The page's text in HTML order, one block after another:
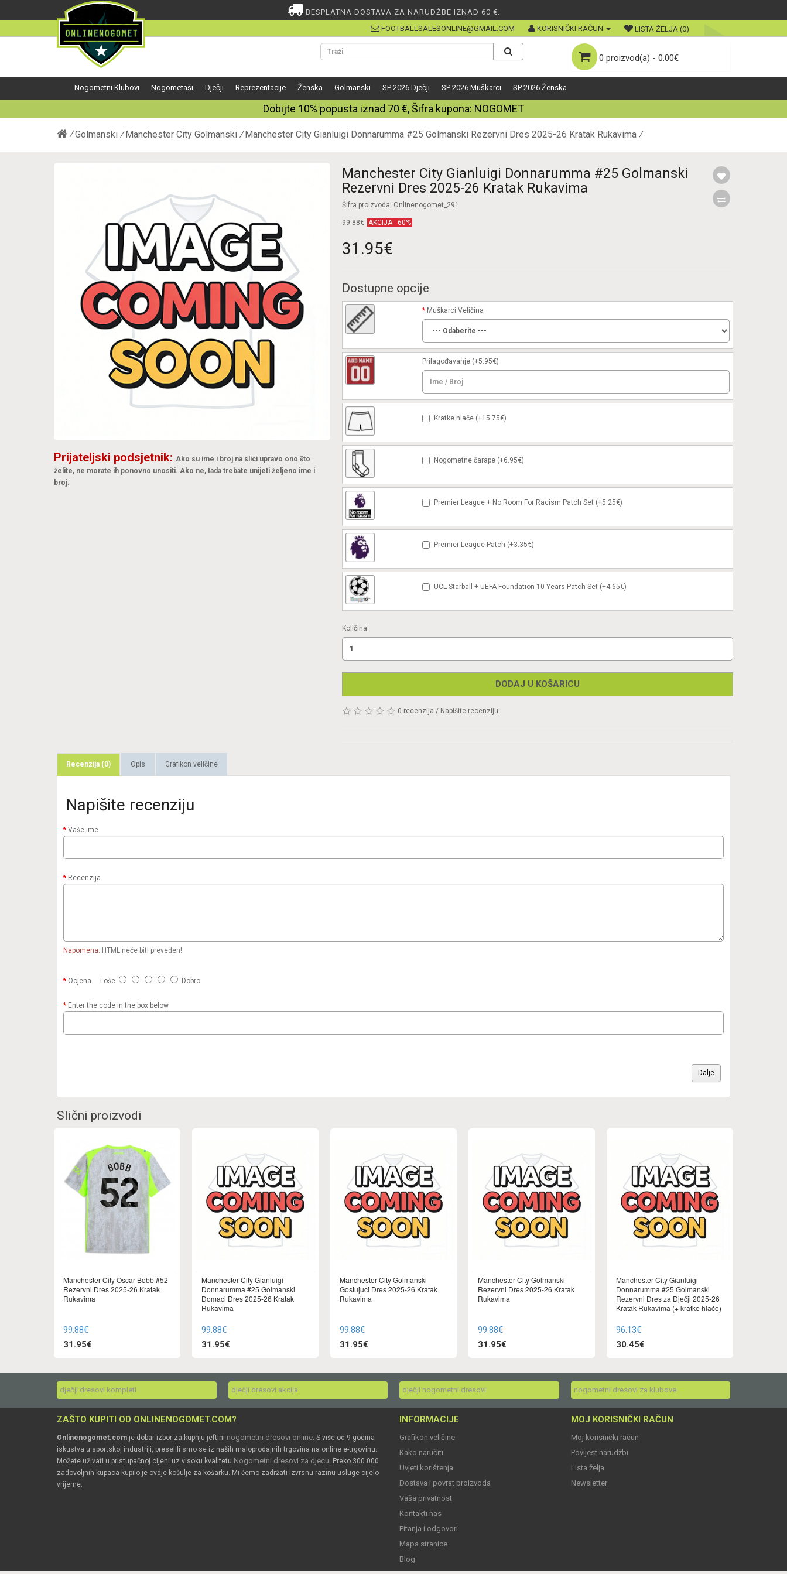
BESPLATNA DOSTAVA ZA NARUDŽBE IZNAD 60 €.
FOOTBALLSALESONLINE@GMAIL.COM
KORISNIČKI RAČUN LISTA ŽELJA (0)
0 proizvod(a) - 0.00€
Nogometni Klubovi Nogometaši Dječji Reprezentacije Ženska Golmanski SP 2026 Dječji SP 2026 Muškarci SP 2026 Ženska
Dobijte 10% popusta iznad 70 €, Šifra kupona: NOGOMET
Golmanski Manchester City Golmanski Manchester City Gianluigi Donnarumma #25 Golmanski Rezervni Dres 2025-26 Kratak Rukavima
Prijateljski podsjetnik: Ako su ime i broj na slici upravo ono što
želite, ne morate ih ponovno unositi. Ako ne, tada trebate unijeti željeno ime i
broj.
Manchester City Gianluigi Donnarumma #25 Golmanski
Rezervni Dres 2025-26 Kratak Rukavima
Šifra proizvoda: Onlinenogomet_291
99.88€ AKCIJA - 60%
31.95€
Dostupne opcije
Muškarci Veličina
Prilagođavanje(+5.95€)
Kratke hlače (+15.75€)
Nogometne čarape (+6.95€)
Premier League + No Room For Racism Patch Set (+5.25€)
Premier League Patch (+3.35€)
UCL Starball + UEFA Foundation 10 Years Patch Set (+4.65€)
Količina
DODAJ U KOŠARICU
0 recenzija / Napišite recenziju
Recenzija (0) Opis Grafikon veličine
Napišite recenziju
Vaše ime
Recenzija
Napomena: HTML neće biti preveden!
Ocjena Loše Dobro
Enter the code in the box below
Dalje
Slični proizvodi
Manchester City Oscar Bobb #52
Rezervni Dres 2025-26 Kratak
Rukavima
99.88€
31.95€
Manchester City Gianluigi
Donnarumma #25 Golmanski
Domaci Dres 2025-26 Kratak
Rukavima
99.88€
31.95€
Manchester City Golmanski
Gostujuci Dres 2025-26 Kratak
Rukavima
99.88€
31.95€
Manchester City Golmanski
Rezervni Dres 2025-26 Kratak
Rukavima
99.88€
31.95€
Manchester City Gianluigi
Donnarumma #25 Golmanski
Rezervni Dres za Dječji 2025-26
Kratak Rukavima (+ kratke hlače)
96.13€
30.45€
dječji dresovi kompleti dječji dresovi akcija dječji nogometni dresovi nogometni dresovi za klubove
ZAŠTO KUPITI OD ONLINENOGOMET.COM?
Onlinenogomet.com je dobar izbor za kupnju jeftini nogometni dresovi online. S više od 9 godina
iskustva u sportskoj industriji, preselili smo se iz naših maloprodajnih trgovina na online e-trgovinu.
Možete uživati u pristupačnoj cijeni uz visoku kvalitetu Nogometni dresovi za djecu. Preko 300.000
zadovoljnih kupaca kupilo je ovdje košulje za košarku. Mi ćemo zadržati izvrsnu razinu usluge cijelo
vrijeme.
INFORMACIJE
Grafikon veličine
Kako naručiti
Uvjeti korištenja
Dostava i povrat proizvoda
Vaša privatnost
Kontakti nas
Pitanja i odgovori
Mapa stranice
Blog
MOJ KORISNIČKI RAČUN
Moj korisnički račun
Povijest narudžbi
Lista želja
Newsletter